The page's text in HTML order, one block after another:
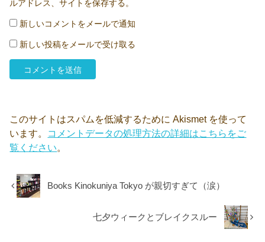
ルアドレス、サイトを保存する。
新しいコメントをメールで通知
新しい投稿をメールで受け取る
このサイトはスパムを低減するために Akismet を使って
います。 コメントデータの処理方法の詳細はこちらをご
覧ください。
Books Kinokuniya Tokyo が親切すぎて（涙）
七夕ウィークとブレイクスルー